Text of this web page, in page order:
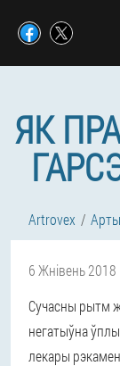
ЯК
Artrovex
6 Жнівень 2018
Сучасны рытм
негатыўна
лекары